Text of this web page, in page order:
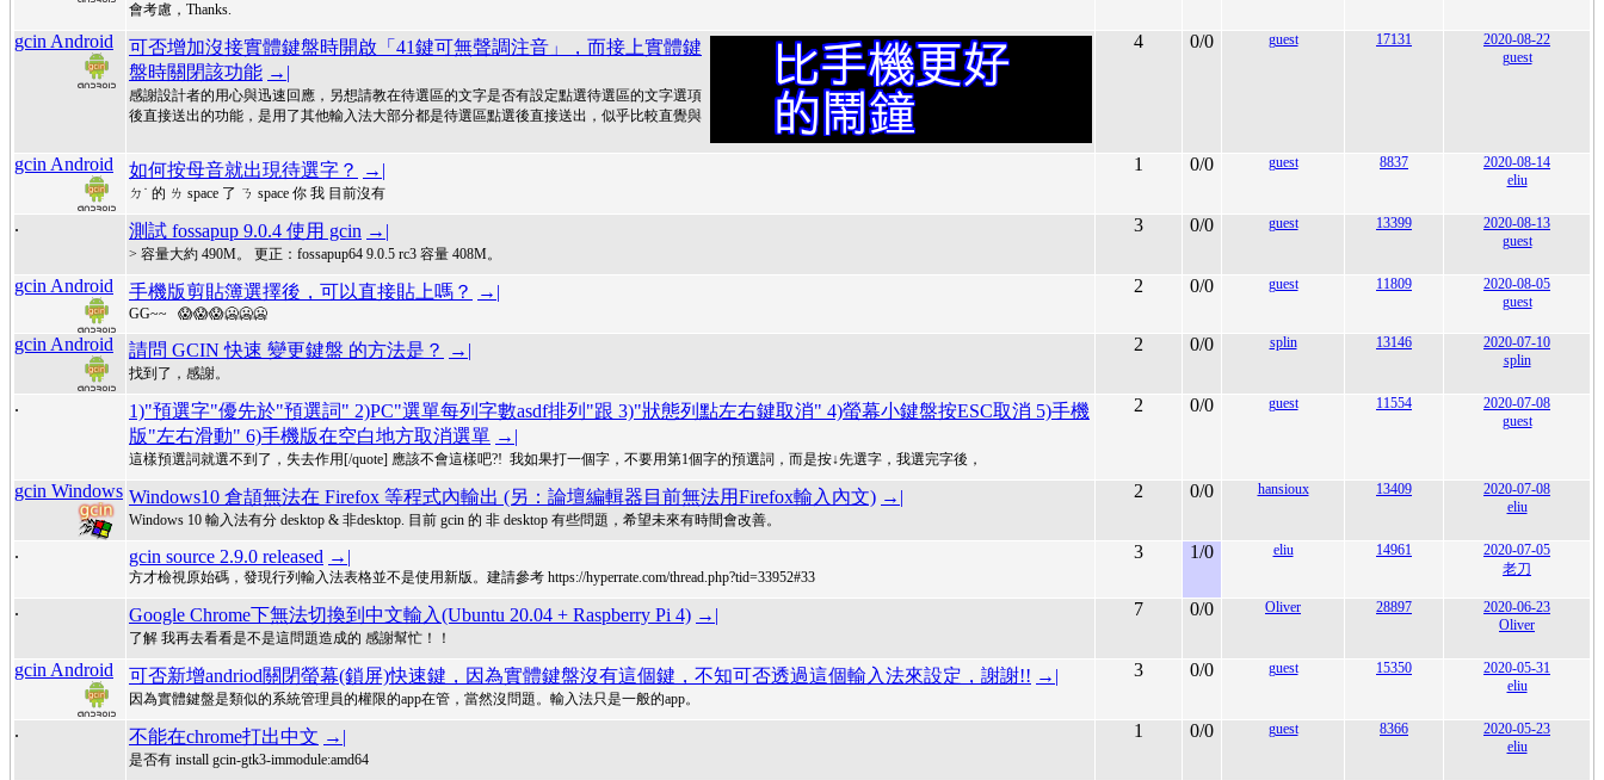
會考慮，Thanks.
gcin Android
可否增加沒接實體鍵盤時開啟「41鍵可無聲調注音」，而接上實體鍵
盤時關閉該功能 →|
感謝設計者的用心與迅速回應，另想請教在待選區的文字是否有設定點選待選區的文字選項
後直接送出的功能，是用了其他輸入法大部分都是待選區點選後直接送出，似乎比較直覺與
4 0/0 guest 17131
2020-08-22
guest
gcin Android 如何按母音就出現待選字？ →|
ㄉ˙ 的 ㄌ space 了 ㄋ space 你 我 目前沒有
1 0/0 guest 8837
2020-08-14
eliu
. 測試 fossapup 9.0.4 使用 gcin →|
> 容量大約 490M。 更正：fossapup64 9.0.5 rc3 容量 408M。
3 0/0 guest 13399
2020-08-13
guest
gcin Android 手機版剪貼簿選擇後，可以直接貼上嗎？ →|
GG~~ 😱😱😱🥶🥶🥶
2 0/0 guest 11809
2020-08-05
guest
gcin Android 請問 GCIN 快速 變更鍵盤 的方法是？ →|
找到了，感謝。
2 0/0 splin 13146
2020-07-10
splin
.
1)"預選字"優先於"預選詞" 2)PC"選單每列字數asdf排列"跟 3)"狀態列點左右鍵取消" 4)螢幕小鍵盤按ESC取消 5)手機
版"左右滑動" 6)手機版在空白地方取消選單 →|
這樣預選詞就選不到了，失去作用[/quote] 應該不會這樣吧?! 我如果打一個字，不要用第1個字的預選詞，而是按↓先選字，我選完字後，
2 0/0 guest 11554
2020-07-08
guest
gcin Windows Windows10 倉頡無法在 Firefox 等程式內輸出 (另：論壇編輯器目前無法用Firefox輸入內文) →|
Windows 10 輸入法有分 desktop & 非desktop. 目前 gcin 的 非 desktop 有些問題，希望未來有時間會改善。
2 0/0 hansioux 13409
2020-07-08
eliu
. gcin source 2.9.0 released →|
方才檢視原始碼，發現行列輸入法表格並不是使用新版。建請參考 https://hyperrate.com/thread.php?tid=33952#33
3 1/0 eliu 14961
2020-07-05
老刀
. Google Chrome下無法切換到中文輸入(Ubuntu 20.04 + Raspberry Pi 4) →|
了解 我再去看看是不是這問題造成的 感謝幫忙！！
7 0/0 Oliver 28897
2020-06-23
Oliver
gcin Android 可否新增andriod關閉螢幕(鎖屏)快速鍵，因為實體鍵盤沒有這個鍵，不知可否透過這個輸入法來設定，謝謝!! →|
因為實體鍵盤是類似的系統管理員的權限的app在管，當然沒問題。輸入法只是一般的app。
3 0/0 guest 15350
2020-05-31
eliu
. 不能在chrome打出中文 →|
是否有 install gcin-gtk3-immodule:amd64
1 0/0 guest 8366
2020-05-23
eliu